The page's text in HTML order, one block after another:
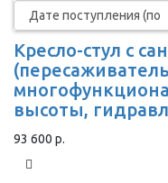
Кресло-стул с
высоты,
93 600 р.